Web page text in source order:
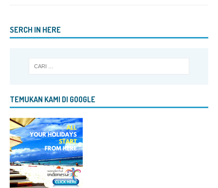
SERCH IN HERE
TEMUKAN KAMI DI GOOGLE